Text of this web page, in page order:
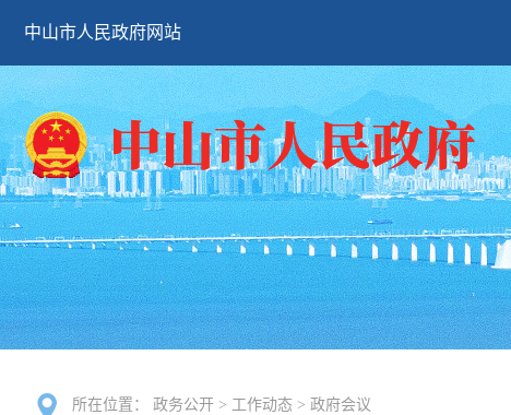
中山市人民政府网站
所在位置： 政务公开 > 工作动态 > 政府会议